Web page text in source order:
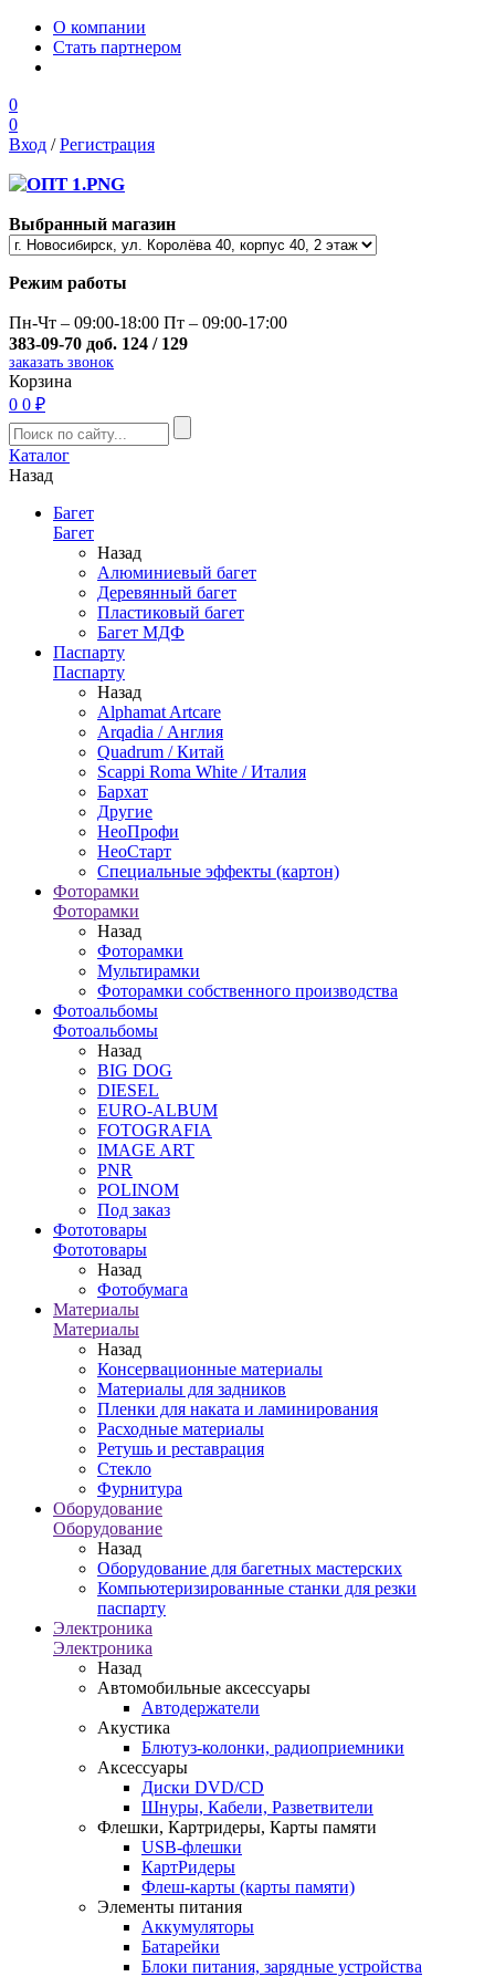
О компании
Стать партнером
0
0
Вход /Регистрация
Выбранный магазин
Режим работы
Пн-Чт – 09:00-18:00 Пт – 09:00-17:00
383-09-70 доб. 124 / 129
заказать звонок
Корзина
0 0 ₽
Каталог
Назад
Багет
Багет
Назад
Алюминиевый багет
Деревянный багет
Пластиковый багет
Багет МДФ
Паспарту
Паспарту
Назад
Alphamat Artcare
Arqadia / Англия
Quadrum / Китай
Scappi Roma White / Италия
Бархат
Другие
НеоПрофи
НеоСтарт
Специальные эффекты (картон)
Фоторамки
Фоторамки
Назад
Фоторамки
Мультирамки
Фоторамки собственного производства
Фотоальбомы
Фотоальбомы
Назад
BIG DOG
DIESEL
EURO-ALBUM
FOTOGRAFIA
IMAGE ART
PNR
POLINOM
Под заказ
Фототовары
Фототовары
Назад
Фотобумага
Материалы
Материалы
Назад
Консервационные материалы
Материалы для задников
Пленки для наката и ламинирования
Расходные материалы
Ретушь и реставрация
Стекло
Фурнитура
Оборудование
Оборудование
Назад
Оборудование для багетных мастерских
Компьютеризированные станки для резки
паспарту
Электроника
Электроника
Назад
Автомобильные аксессуары
Автодержатели
Акустика
Блютуз-колонки, радиоприемники
Аксессуары
Диски DVD/CD
Шнуры, Кабели, Разветвители
Флешки, Картридеры, Карты памяти
USB-флешки
КартРидеры
Флеш-карты (карты памяти)
Элементы питания
Аккумуляторы
Батарейки
Блоки питания, зарядные устройства